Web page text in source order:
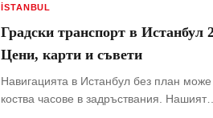
İSTANBUL
Градски транспорт в Истанбул
Цени, карти и съвети
Навигацията в Истанбул без план
коства часове в задръствания. Нашият